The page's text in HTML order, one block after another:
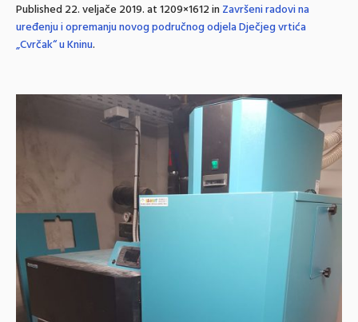
Published22. veljače 2019.at 1209×1612 inZavršeni radovi na
uređenju i opremanju novog područnog odjela Dječjeg vrtića
„Cvrčak“ u Kninu.